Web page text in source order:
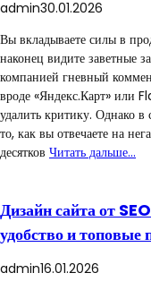
admin30.01.2026
Вы вкладываете силы в
наконец видите заветные
компанией гневный
вроде «Яндекс.Карт» или
удалить критику. Однако
то, как вы отвечаете на
десятков Читать дальше…
Дизайн сайта от
удобство и топовые
admin16.01.2026